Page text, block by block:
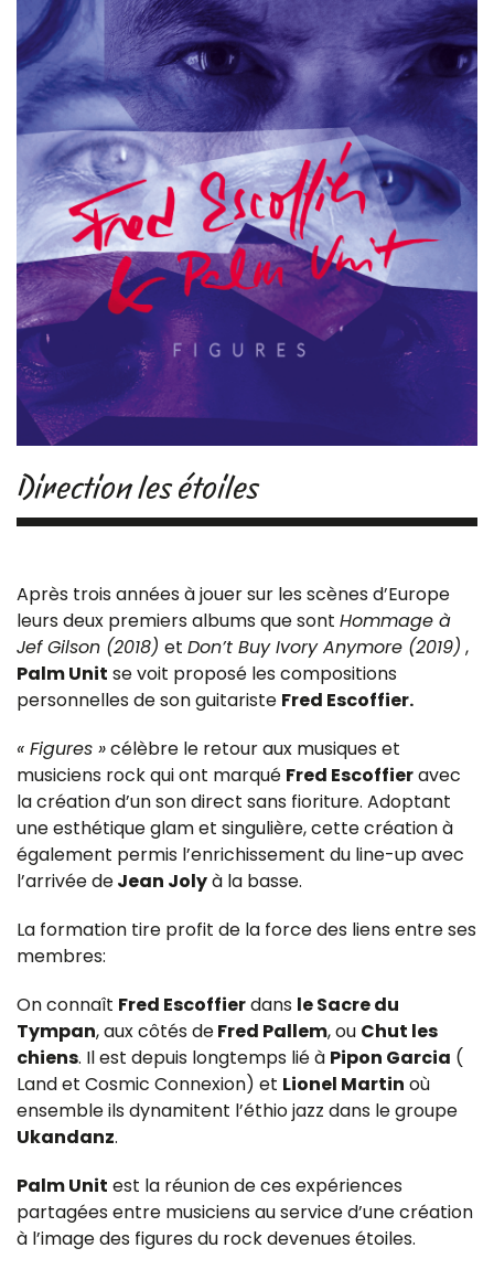
Direction les étoiles
Après trois années à jouer sur les scènes d’Europe
leurs deux premiers albums que sont Hommage à
Jef Gilson (2018) et Don’t Buy Ivory Anymore (2019) ,
Palm Unit se voit proposé les compositions
personnelles de son guitariste Fred Escoffier.
« Figures »célèbre le retour aux musiques et
musiciens rock qui ont marqué Fred Escoffieravec
la création d’un son direct sans fioriture. Adoptant
une esthétique glam et singulière, cette création à
également permis l’enrichissement du line-up avec
l’arrivée deJean Jolyà la basse.
La formation tire profit de la force des liens entre ses
membres:
On connaît Fred Escoffierdans le Sacre du
Tympan, aux côtés deFred Pallem, ou Chut les
chiens. Il est depuis longtemps lié à Pipon Garcia (
Land et Cosmic Connexion) et Lionel Martin où
ensemble ils dynamitent l’éthio jazz dans le groupe
Ukandanz.
Palm Unit est la réunion de ces expériences
partagées entre musiciens au service d’une création
à l’image des figures du rock devenues étoiles.